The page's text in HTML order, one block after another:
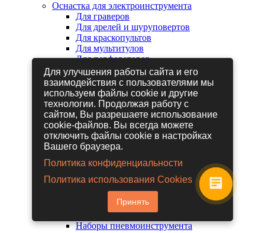
Оснастка для электроинструмента
Для граверов
Для дрелей и шуруповертов
Для краскопультов
Для мультитулов
Для перфораторов
Для сабельных пил
Для строительных фенов
Для фрезеров
Для шлифовальных машин
Для электрических лобзиков
Для электрических ножниц
Для электрических пил
Для электрических рубанков
Гайковерты пневматические
Дрели пневматические
Другие пневмоинструменты
Заклепочники пневматические
Наборы пневмоинструмента
Для улучшения работы сайта и его
взаимодействия с пользователями мы
используем файлы cookie и другие
технологии. Продолжая работу с
сайтом, Вы разрешаете использование
cookie-файлов. Вы всегда можете
отключить файлы cookie в настройках
Вашего браузера.
Политика конфиденциальности
Политика использования Cookies
Принять